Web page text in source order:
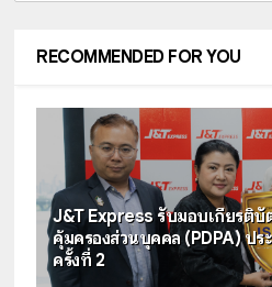
RECOMMENDED FOR YOU
J&T Express รับมอบเกียรติ
คุ้มครองส่วนบุคคล (PDPA) ปร
ครั้งที่ 2